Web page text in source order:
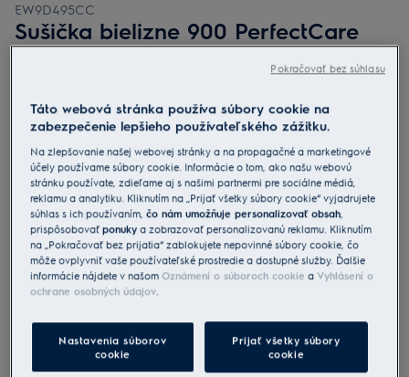
EW9D495CC
Sušička bielizne 900 PerfectCare
Informačný list výrobku
Benefity
Sušička 900 PerfectCare dokonale vysuší prádlo a navyše šetrí čas a
energiu.
SmartSave ušetrí až 50 minút alebo 20 % energie* v porovnaní s
cyklom MixCare.
Technológia 3DSense rovnomerne vysuší aj periny a páperové
bundy.
Bezpečnostné pokyny a upozornenia podľa nariadenia EÚ
2023/988 sú uvedené v návode na použitie v kapitole 1 a 2.
Pre bezpečné používanie výrobku si prečítajte celý návod na
Táto webová stránka používa súbory cookie na
zabezpečenie lepšieho používateľského zážitku.
Na zlepšovanie našej webovej stránky a na propagačné a marketingové
účely používame súbory cookie. Informácie o tom, ako našu webovú
stránku používate, zdieľame aj s našimi partnermi pre sociálne médiá,
reklamu a analytiku. Kliknutím na „Prijať všetky súbory cookie“ vyjadrujete
súhlas s ich používaním,čo nám umožňuje personalizovať obsah
prispôsobovaťponuky a zobrazovať personalizovanú reklamu. Kliknutím
na „Pokračovať bez prijatia“ zablokujete nepovinné súbory cookie, čo
môže ovplyvniť vaše používateľské prostredie a dostupné služby. Ďalšie
informácie nájdete v našomOznámení o súboroch cookie a Vyhlásení o
ochrane osobných údajov
Nastavenia súborov
cookie
Prijať všetky súbory
cookie
Pokračovať bez súhlasu